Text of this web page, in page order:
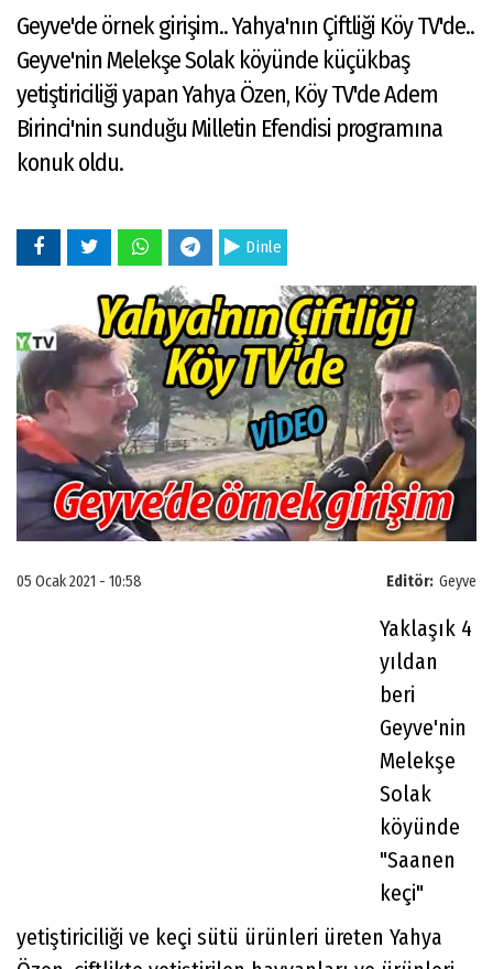
Geyve'de örnek girişim.. Yahya'nın Çiftliği Köy TV'de..
Geyve'nin Melekşe Solak köyünde küçükbaş
yetiştiriciliği yapan Yahya Özen, Köy TV'de Adem
Birinci'nin sunduğu Milletin Efendisi programına
konuk oldu.
Dinle
Editör: Geyve
05 Ocak 2021 - 10:58
Yaklaşık 4
yıldan
beri
Geyve'nin
Melekşe
Solak
köyünde
"Saanen
keçi"
yetiştiriciliği ve keçi sütü ürünleri üreten Yahya